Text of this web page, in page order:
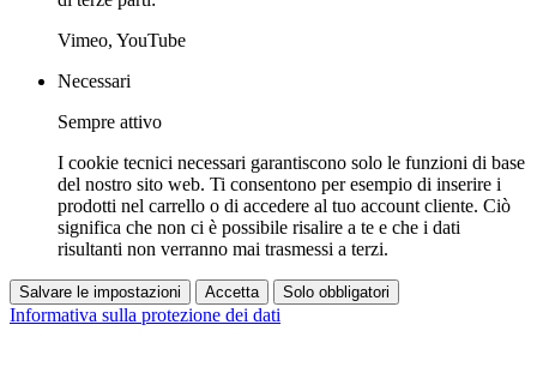
Vimeo, YouTube
Necessari
Sempre attivo
I cookie tecnici necessari garantiscono solo le funzioni di base
del nostro sito web. Ti consentono per esempio di inserire i
prodotti nel carrello o di accedere al tuo account cliente. Ciò
significa che non ci è possibile risalire a te e che i dati
risultanti non verranno mai trasmessi a terzi.
Salvare le impostazioni Accetta Solo obbligatori
Informativa sulla protezione dei dati